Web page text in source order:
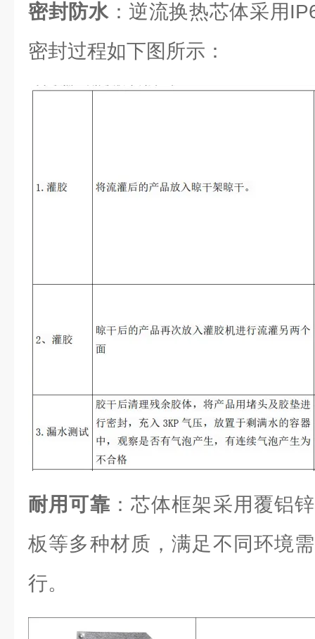
密封防水：逆流换热芯体采用
密封过程如下图所示：
耐用可靠 ：芯体框架采用覆铝
板等多种材质，满足不同环境
行。